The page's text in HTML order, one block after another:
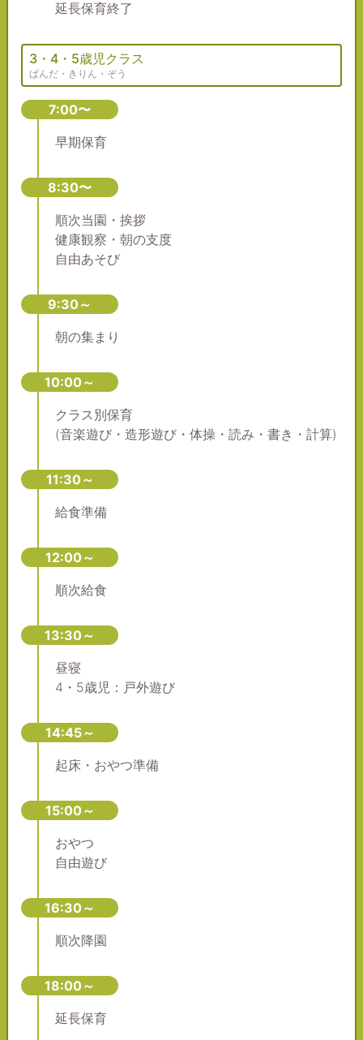
延長保育終了
3・4・5歳児クラス
ぱんだ・きりん・ぞう
7:00〜
早期保育
8:30〜
順次当園・挨拶
健康観察・朝の支度
自由あそび
9:30～
朝の集まり
10:00～
クラス別保育
(音楽遊び・造形遊び・体操・読み・書き・計算)
11:30～
給食準備
12:00～
順次給食
13:30～
昼寝
4・5歳児：戸外遊び
14:45～
起床・おやつ準備
15:00～
おやつ
自由遊び
16:30～
順次降園
18:00～
延長保育